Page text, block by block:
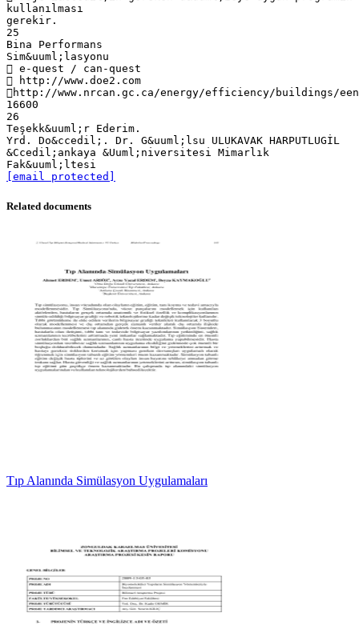
kullanılması
gerekir.
25
Bina Performans
Sim&uuml;lasyonu
 e-quest / can-quest
 http://www.doe2.com
http://www.nrcan.gc.ca/energy/efficiency/buildings/
16600
26
Teşekk&uuml;r Ederim.
Yrd. Do&ccedil;. Dr. G&uuml;lsu ULUKAVAK HARPUTLUGİL
&Ccedil;ankaya &Uuml;niversitesi Mimarlık
[email protected]
Related documents
Tıp Alanında Simülasyon Uygulamaları